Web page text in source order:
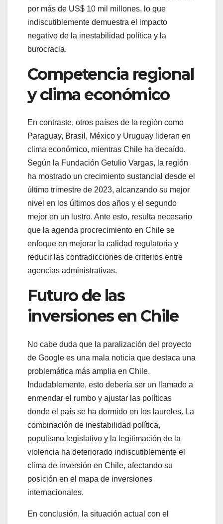
por más de US$ 10 mil millones, lo que
indiscutiblemente demuestra el impacto
negativo de la inestabilidad política y la
burocracia.
Competencia regional
y clima económico
En contraste, otros países de la región como
Paraguay, Brasil, México y Uruguay lideran en
clima económico, mientras Chile ha decaído.
Según la Fundación Getulio Vargas, la región
ha mostrado un crecimiento sustancial desde el
último trimestre de 2023, alcanzando su mejor
nivel en los últimos dos años y el segundo
mejor en un lustro. Ante esto, resulta necesario
que la agenda procrecimiento en Chile se
enfoque en mejorar la calidad regulatoria y
reducir las contradicciones de criterios entre
agencias administrativas.
Futuro de las
inversiones en Chile
No cabe duda que la paralización del proyecto
de Google es una mala noticia que destaca una
problemática más amplia en Chile.
Indudablemente, esto debería ser un llamado a
enmendar el rumbo y ajustar las políticas
donde el país se ha dormido en los laureles. La
combinación de inestabilidad política,
populismo legislativo y la legitimación de la
violencia ha deteriorado indiscutiblemente el
clima de inversión en Chile, afectando su
posición en el mapa de inversiones
internacionales.
En conclusión, la situación actual con el